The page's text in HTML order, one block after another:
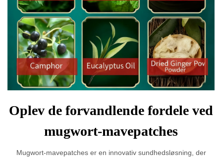
Oplev de forvandlende fordele ved
mugwort-mavepatches
Mugwort-mavepatches er en innovativ sundhedsløsning, der